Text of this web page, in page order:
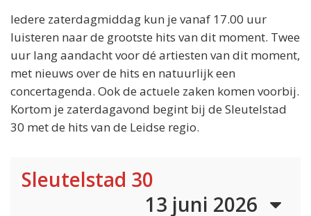
Iedere zaterdagmiddag kun je vanaf 17.00 uur
luisteren naar de grootste hits van dit moment. Twee
uur lang aandacht voor dé artiesten van dit moment,
met nieuws over de hits en natuurlijk een
concertagenda. Ook de actuele zaken komen voorbij.
Kortom je zaterdagavond begint bij de Sleutelstad
30 met de hits van de Leidse regio.
Sleutelstad 30
13 juni 2026